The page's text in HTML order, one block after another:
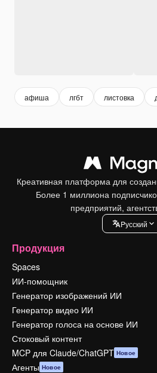
афиша лгбт листовка
Креативная платформа для
Более 1 миллиона
предприятий,
Pусский
Продукция
Spaces
ИИ-помощник
Генератор изображений ИИ
Генератор видео ИИ
Генератор голоса на основе ИИ
Стоковый контент
MCP для Claude/ChatGPT Новое
Агенты Новое